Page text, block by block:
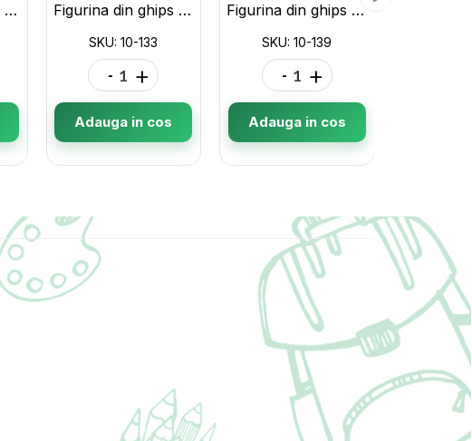
Figurina din ghips Capul Dianei 10-125 Figurina din ghips Capul Afina Mirona 10-133
SKU: 10-133
- +
Adauga in cos
Figurina din ghips Bustul Luiza Broniar 10-139
SKU: 10-139
- +
Adauga in cos